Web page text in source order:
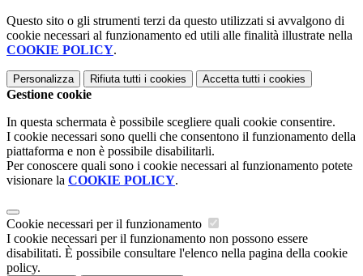
Questo sito o gli strumenti terzi da questo utilizzati si avvalgono di
cookie necessari al funzionamento ed utili alle finalità illustrate nella
COOKIE POLICY.
Personalizza Rifiuta tutti i cookies Accetta tutti i cookies
Gestione cookie
In questa schermata è possibile scegliere quali cookie consentire.
I cookie necessari sono quelli che consentono il funzionamento della
piattaforma e non è possibile disabilitarli.
Per conoscere quali sono i cookie necessari al funzionamento potete
visionare la COOKIE POLICY.
Cookie necessari per il funzionamento
I cookie necessari per il funzionamento non possono essere
disabilitati. È possibile consultare l'elenco nella pagina della cookie
policy.